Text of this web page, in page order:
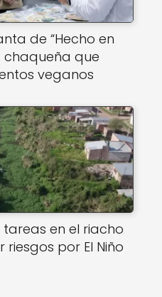
de “Hecho en
chaqueña que
veganos
tareas en el riacho
por El Niño